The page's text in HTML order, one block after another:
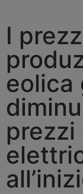
I
eolica
prezzi